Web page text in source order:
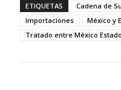
ETIQUETAS
Cadena de
Importaciones
México y
Tratado entre México